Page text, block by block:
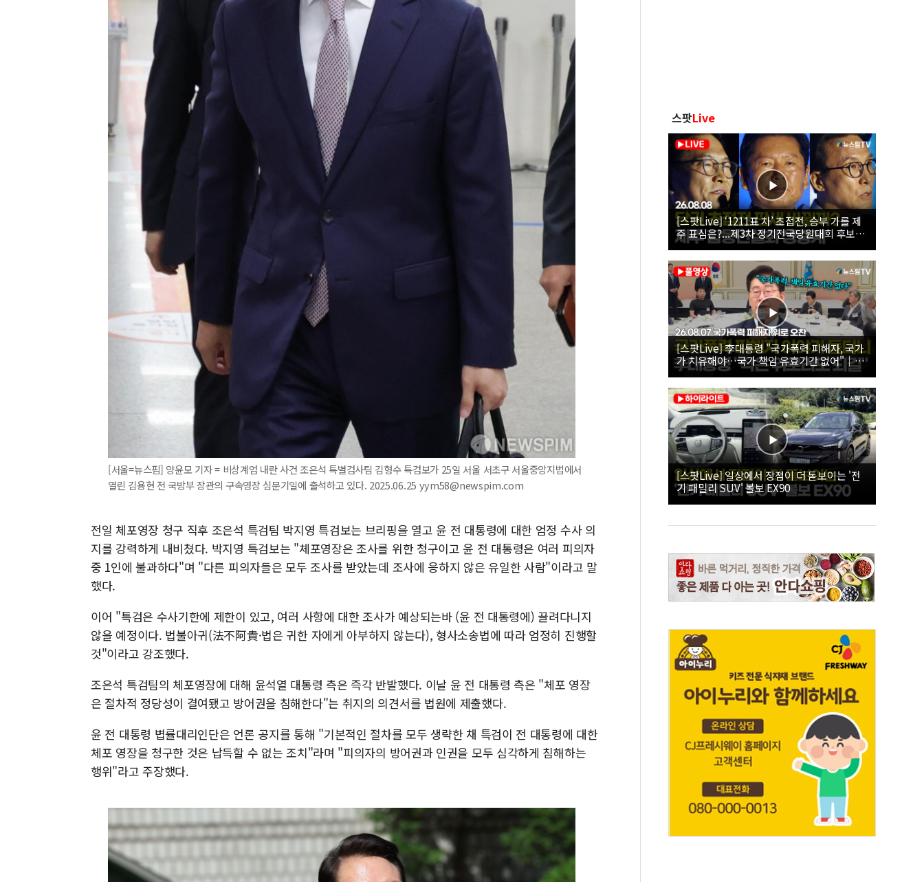
[서울=뉴스핌] 양윤모 기자 = 비상계엄 내란 사건 조은석 특별검사팀 김형수 특검보가 25일 서울 서초구 서울중앙지법에서
열린 김용현 전 국방부 장관의 구속영장 심문기일에 출석하고 있다. 2025.06.25 yym58@newspim.com
전일 체포영장 청구 직후 조은석 특검팀 박지영 특검보는 브리핑을 열고 윤 전 대통령에 대한 엄정 수사 의
지를 강력하게 내비쳤다. 박지영 특검보는 "체포영장은 조사를 위한 청구이고 윤 전 대통령은 여러 피의자
중 1인에 불과하다"며 "다른 피의자들은 모두 조사를 받았는데 조사에 응하지 않은 유일한 사람"이라고 말
했다.
이어 "특검은 수사기한에 제한이 있고, 여러 사항에 대한 조사가 예상되는바 (윤 전 대통령에) 끌려다니지
않을 예정이다. 법불아귀(法不阿貴·법은 귀한 자에게 아부하지 않는다), 형사소송법에 따라 엄정히 진행할
것"이라고 강조했다.
조은석 특검팀의 체포영장에 대해 윤석열 대통령 측은 즉각 반발했다. 이날 윤 전 대통령 측은 "체포 영장
은 절차적 정당성이 결여됐고 방어권을 침해한다"는 취지의 의견서를 법원에 제출했다.
윤 전 대통령 볍률대리인단은 언론 공지를 통해 "기본적인 절차를 모두 생략한 채 특검이 전 대통령에 대한
체포 영장을 청구한 것은 납득할 수 없는 조치"라며 "피의자의 방어권과 인권을 모두 심각하게 침해하는
행위"라고 주장했다.
스팟Live
[스팟Live] ‘1211표 차’ 초접전, 승부 가를 제
주 표심은?...제3차 정기전국당원대회 후보자
제주 합동연설회 생중계 | 26.08.08
[스팟Live] 李대통령 "국가폭력 피해자, 국가
가 치유해야…국가 책임 유효기간 없어"｜
26.08.07 국가폭력 피해자 위로 오찬
[스팟Live] 일상에서 장점이 더 돋보이는 '전
기 패밀리 SUV' 볼보 EX90